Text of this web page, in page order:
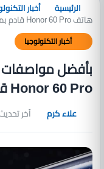
الرئيسية أخبار
هاتف Honor 60 Pro قادم بمميزات ثورية
أخبار التكنولوجيا
بأفضل
Honor 60 Pro قادم بمميزات ثورية
علاء كرم آخر تحديث: 28 نوفمبر